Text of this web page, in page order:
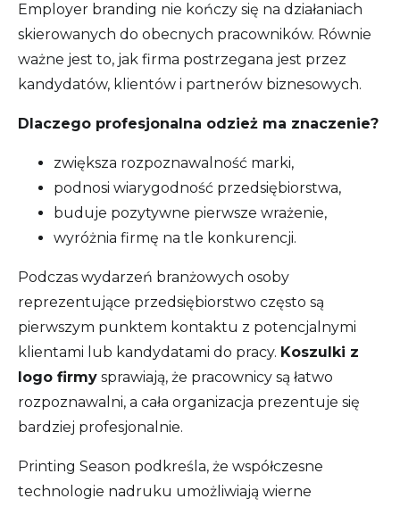
Employer branding nie kończy się na działaniach
skierowanych do obecnych pracowników. Równie
ważne jest to, jak firma postrzegana jest przez
kandydatów, klientów i partnerów biznesowych.
Dlaczego profesjonalna odzież ma znaczenie?
zwiększa rozpoznawalność marki,
podnosi wiarygodność przedsiębiorstwa,
buduje pozytywne pierwsze wrażenie,
wyróżnia firmę na tle konkurencji.
Podczas wydarzeń branżowych osoby
reprezentujące przedsiębiorstwo często są
pierwszym punktem kontaktu z potencjalnymi
klientami lub kandydatami do pracy. Koszulki z
logo firmy sprawiają, że pracownicy są łatwo
rozpoznawalni, a cała organizacja prezentuje się
bardziej profesjonalnie.
Printing Season podkreśla, że współczesne
technologie nadruku umożliwiają wierne